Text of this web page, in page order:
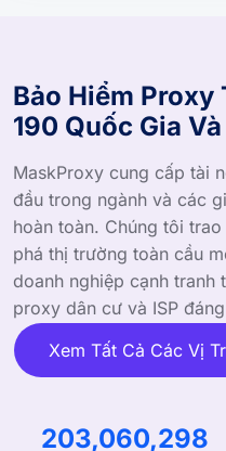
Bảo Hiểm Proxy
190 Quốc Gia
MaskProxy cung cấp tài
đầu trong ngành và các
hoàn toàn. Chúng tôi
phá thị trường toàn cầu
doanh nghiệp cạnh
proxy dân cư và ISP
Xem Tất Cả Các Vị
309,004,802